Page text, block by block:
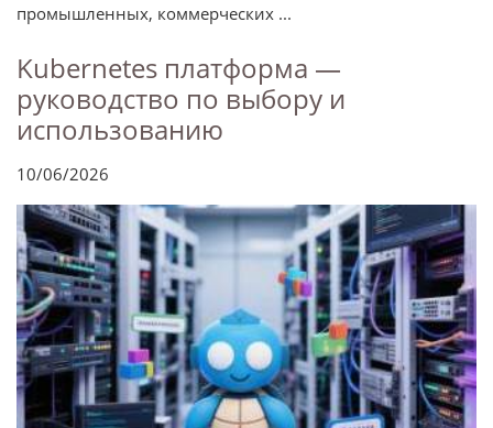
промышленных, коммерческих ...
Kubernetes платформа —
руководство по выбору и
использованию
10/06/2026